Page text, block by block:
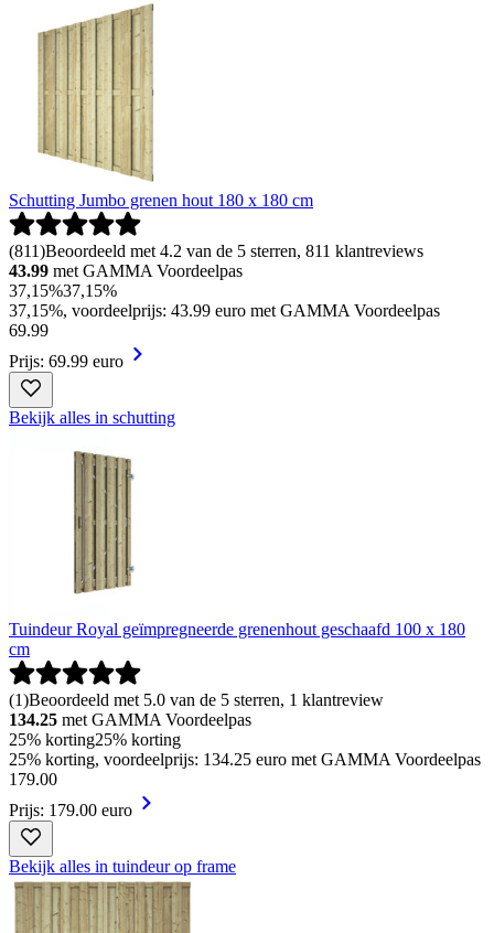
Schutting Jumbo grenen hout 180 x 180 cm
(811)Beoordeeld met 4.2 van de 5 sterren, 811 klantreviews
43.99 met GAMMA Voordeelpas
37,15%37,15%
37,15%, voordeelprijs: 43.99 euro met GAMMA Voordeelpas
69.99
Prijs: 69.99 euro
Bekijk alles in schutting
Tuindeur Royal geïmpregneerde grenenhout geschaafd 100 x 180
cm
(1)Beoordeeld met 5.0 van de 5 sterren, 1 klantreview
134.25 met GAMMA Voordeelpas
25% korting25% korting
25% korting, voordeelprijs: 134.25 euro met GAMMA Voordeelpas
179.00
Prijs: 179.00 euro
Bekijk alles in tuindeur op frame